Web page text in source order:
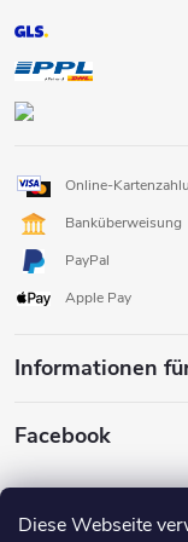
Diese Webseite
Online-
Banküberweisung
PayPal
Apple Pay
Informationen
Facebook